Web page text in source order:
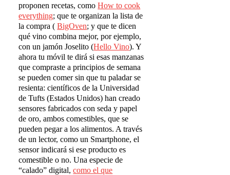
proponen recetas, comoHow to cook
everything; que te organizan la lista de
la compra (BigOven; y que te dicen
qué vino combina mejor, por ejemplo,
con un jamón Joselito (Hello Vino). Y
ahora tu móvil te dirá si esas manzanas
que compraste a principios de semana
se pueden comer sin que tu paladar se
resienta: científicos de la Universidad
de Tufts (Estados Unidos) han creado
sensores fabricados con seda y papel
de oro, ambos comestibles, que se
pueden pegar a los alimentos. A través
de un lector, como un Smartphone, el
sensor indicará si ese producto es
comestible o no. Una especie de
“calado” digital,como el que